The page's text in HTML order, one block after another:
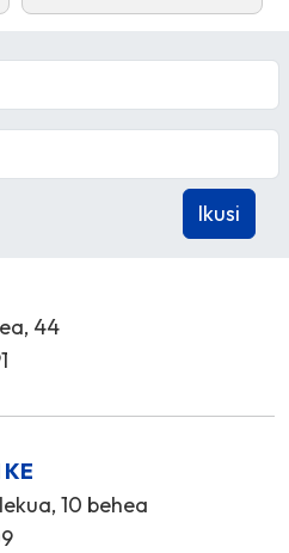
44
KE
10 behea